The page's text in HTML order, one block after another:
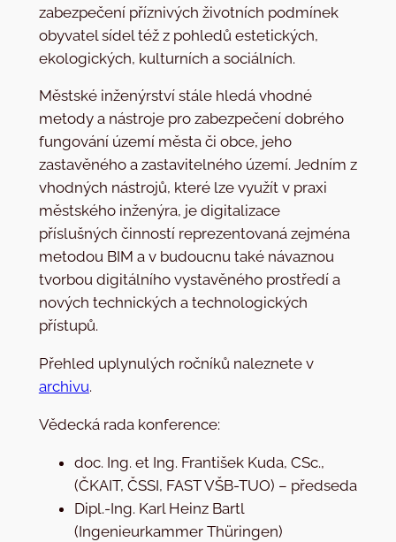
zabezpečení příznivých životních podmínek
obyvatel sídel též z pohledů estetických,
ekologických, kulturních a sociálních.
Městské inženýrství stále hledá vhodné
metody a nástroje pro zabezpečení dobrého
fungování území města či obce, jeho
zastavěného a zastavitelného území. Jedním z
vhodných nástrojů, které lze využít v praxi
městského inženýra, je digitalizace
příslušných činností reprezentovaná zejména
metodou BIM a v budoucnu také návaznou
tvorbou digitálního vystavěného prostředí a
nových technických a technologických
přístupů.
Přehled uplynulých ročníků naleznete v
archivu.
Vědecká rada konference:
doc. Ing. et Ing. František Kuda, CSc.,
(ČKAIT, ČSSI, FAST VŠB-TUO) – předseda
Dipl.-Ing. Karl Heinz Bartl
(Ingenieurkammer Thüringen)